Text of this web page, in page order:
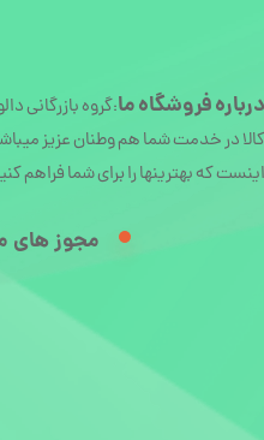
دربارهفروشگاه ما:گروه بازرگانی
کالا در خدمت شما هم وطنان عزیز
اینست که بهترینها را برای شما فراهم
مجوز های